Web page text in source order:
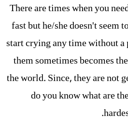
There are times when you
fast but he/she doesn't seem
start crying any time without
them sometimes becomes
the world. Since, they are not
do you know what are